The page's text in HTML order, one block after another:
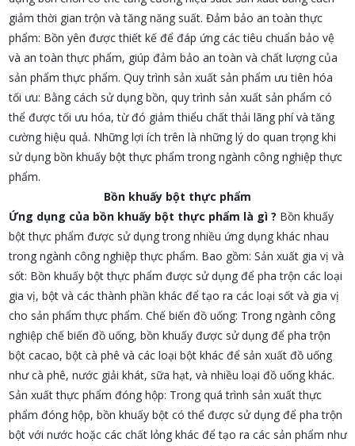
giảm thời gian trộn và tăng năng suất. Đảm bảo an toàn thực
phẩm: Bồn yên được thiết kế để đáp ứng các tiêu chuẩn bảo vệ
và an toàn thực phẩm, giúp đảm bảo an toàn và chất lượng của
sản phẩm thực phẩm. Quy trình sản xuất sản phẩm ưu tiên hóa
tối ưu: Bằng cách sử dụng bồn, quy trình sản xuất sản phẩm có
thể được tối ưu hóa, từ đó giảm thiểu chất thải lãng phí và tăng
cường hiệu quả. Những lợi ích trên là những lý do quan trọng khi
sử dụng bồn khuấy bột thực phẩm trong ngành công nghiệp thực
phẩm.
Bồn khuấy bột thực phẩm
Ứng dụng của bồn khuấy bột thực phẩm là gì ? Bồn khuấy
bột thực phẩm được sử dụng trong nhiều ứng dụng khác nhau
trong ngành công nghiệp thực phẩm. Bao gồm: Sản xuất gia vị và
sốt: Bồn khuấy bột thực phẩm được sử dụng để pha trộn các loại
gia vị, bột và các thành phần khác để tạo ra các loại sốt và gia vị
cho sản phẩm thực phẩm. Chế biến đồ uống: Trong ngành công
nghiệp chế biến đồ uống, bồn khuấy được sử dụng để pha trộn
bột cacao, bột cà phê và các loại bột khác để sản xuất đồ uống
như cà phê, nước giải khát, sữa hạt, và nhiều loại đồ uống khác.
Sản xuất thực phẩm đóng hộp: Trong quá trình sản xuất thực
phẩm đóng hộp, bồn khuấy bột có thể được sử dụng để pha trộn
bột với nước hoặc các chất lỏng khác để tạo ra các sản phẩm như